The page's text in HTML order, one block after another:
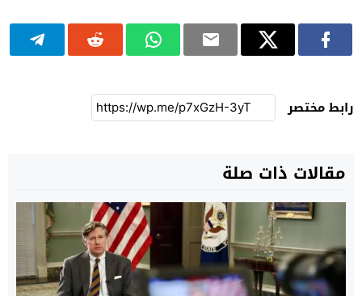
رابط مختصر
مقالات ذات صلة